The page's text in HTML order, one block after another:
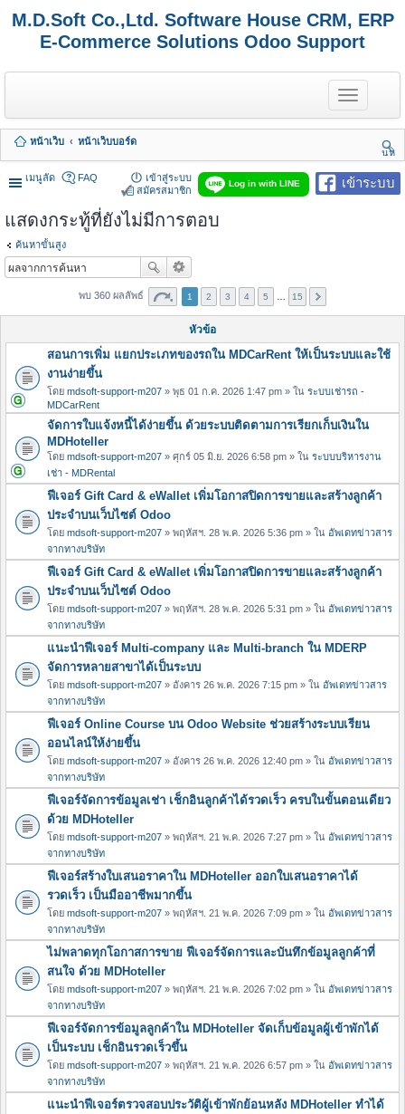
M.D.Soft Co.,Ltd. Software House CRM, ERP
E-Commerce Solutions Odoo Support
T
o
g
e
n
a
หน้าเว็บ
หน้าเว็บบอร์ด
นห
า
เมนูลัด
เข้าระบบ
Log in with LINE
FAQ
เข้าสู่ระบบ
สมัครสมาชิก
แสดงกระทู้ที่ยังไม่มีการตอบ
ค้นหาขั้นสูง
พบ 360 ผลลัพธ์ 1 2 3 4 5 15
หัวข้อ
สอนการเพิ่ม แยกประเภทของรถใน MDCarRent ให้เป็นระบบและใช้
งานง่ายขึ้น
โดย mdsoft-support-m207 » พุธ 01 ก.ค. 2026 1:47 pm » ใน ระบบเช่ารถ -
MDCarRent
จัดการใบแจ้งหนี้ได้ง่ายขึ้น ด้วยระบบติดตามการเรียกเก็บเงินใน
MDHoteller
โดย mdsoft-support-m207 » ศุกร์ 05 มิ.ย. 2026 6:58 pm » ใน ระบบบริหารงาน
เช่า - MDRental
ฟีเจอร์ Gift Card & eWallet เพิ่มโอกาสปิดการขายและสร้างลูกค้า
ประจำบนเว็บไซต์ Odoo
โดย mdsoft-support-m207 » พฤหัสฯ. 28 พ.ค. 2026 5:36 pm » ใน อัพเดทข่าวสาร
จากทางบริษัท
ฟีเจอร์ Gift Card & eWallet เพิ่มโอกาสปิดการขายและสร้างลูกค้า
ประจำบนเว็บไซต์ Odoo
โดย mdsoft-support-m207 » พฤหัสฯ. 28 พ.ค. 2026 5:31 pm » ใน อัพเดทข่าวสาร
จากทางบริษัท
แนะนำฟีเจอร์ Multi-company และ Multi-branch ใน MDERP
จัดการหลายสาขาได้เป็นระบบ
โดย mdsoft-support-m207 » อังคาร 26 พ.ค. 2026 7:15 pm » ใน อัพเดทข่าวสาร
จากทางบริษัท
ฟีเจอร์ Online Course บน Odoo Website ช่วยสร้างระบบเรียน
ออนไลน์ให้ง่ายขึ้น
โดย mdsoft-support-m207 » อังคาร 26 พ.ค. 2026 12:40 pm » ใน อัพเดทข่าวสาร
จากทางบริษัท
ฟีเจอร์จัดการข้อมูลเช่า เช็กอินลูกค้าได้รวดเร็ว ครบในขั้นตอนเดียว
ด้วย MDHoteller
โดย mdsoft-support-m207 » พฤหัสฯ. 21 พ.ค. 2026 7:27 pm » ใน อัพเดทข่าวสาร
จากทางบริษัท
ฟีเจอร์สร้างใบเสนอราคาใน MDHoteller ออกใบเสนอราคาได้
รวดเร็ว เป็นมืออาชีพมากขึ้น
โดย mdsoft-support-m207 » พฤหัสฯ. 21 พ.ค. 2026 7:09 pm » ใน อัพเดทข่าวสาร
จากทางบริษัท
ไม่พลาดทุกโอกาสการขาย ฟีเจอร์จัดการและบันทึกข้อมูลลูกค้าที่
สนใจ ด้วย MDHoteller
โดย mdsoft-support-m207 » พฤหัสฯ. 21 พ.ค. 2026 7:02 pm » ใน อัพเดทข่าวสาร
จากทางบริษัท
ฟีเจอร์จัดการข้อมูลลูกค้าใน MDHoteller จัดเก็บข้อมูลผู้เข้าพักได้
เป็นระบบ เช็กอินรวดเร็วขึ้น
โดย mdsoft-support-m207 » พฤหัสฯ. 21 พ.ค. 2026 6:57 pm » ใน อัพเดทข่าวสาร
จากทางบริษัท
แนะนำฟีเจอร์ตรวจสอบประวัติผู้เข้าพักย้อนหลัง MDHoteller ทำได้